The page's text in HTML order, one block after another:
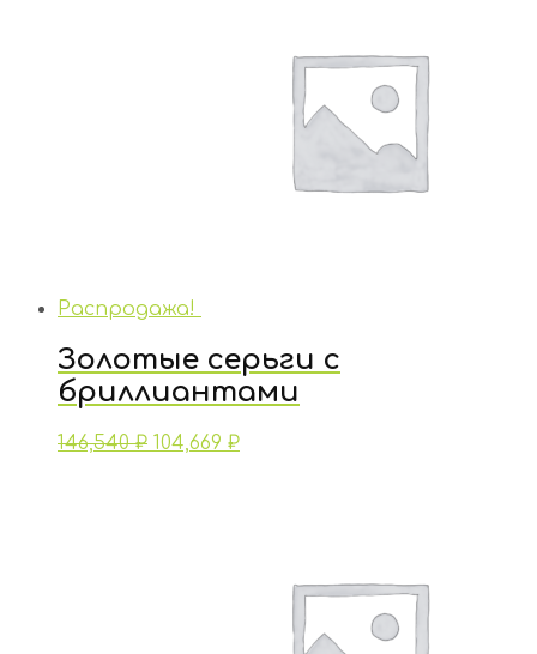
Распродажа!
Золотые серьги с
бриллиантами
146,540₽ 104,669 ₽